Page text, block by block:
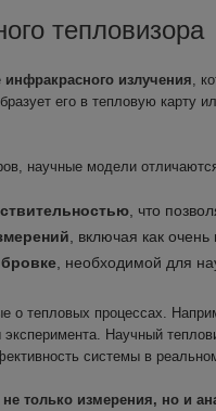
тепловизора
инфракрасного излучения,
его в тепловую карту
научные модели
, что
, включая как
, необходимой для
тепловых процессах.
Научный
системы в
только измерения, но и